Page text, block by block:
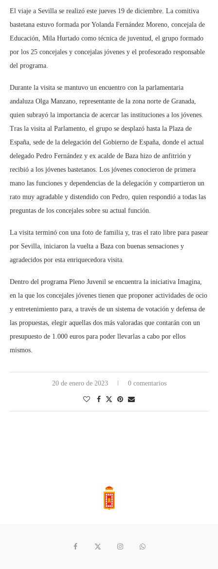
El viaje a Sevilla se realizó este jueves 19 de diciembre. La comitiva
bastetana estuvo formada por Yolanda Fernández Moreno, concejala de
Educación, Mila Hurtado como técnica de juventud, el grupo formado
por los 25 concejales y concejalas jóvenes y el profesorado responsable
del programa.
Durante la visita se mantuvo un encuentro con la parlamentaria
andaluza Olga Manzano, representante de la zona norte de Granada,
quien subrayó la importancia de acercar las instituciones a los jóvenes.
Tras la visita al Parlamento, el grupo se desplazó hasta la Plaza de
España, sede de la delegación del Gobierno de España, donde el actual
delegado Pedro Fernández y ex acalde de Baza hizo de anfitrión y
recibió a los jóvenes bastetanos. Los jóvenes conocieron de primera
mano las funciones y dependencias de la delegación y compartieron un
rato muy agradable y distendido con Pedro, quien respondió a todas las
preguntas de los concejales sobre su actual función.
La visita terminó con una foto de familia y, tras el rato libre para pasear
por Sevilla, iniciaron la vuelta a Baza con buenas sensaciones y
agradecidos por esta enriquecedora visita.
Dentro del programa Pleno Juvenil se encuentra la iniciativa Imagina,
en la que los concejales jóvenes tienen que proponer actividades de ocio
y entretenimiento para, a través de un sistema de votación y defensa de
las propuestas, elegir aquellas dos más valoradas que contarán con un
presupuesto de 1.000 euros para poder llevarlas a cabo por ellos
mismos.
20 de enero de 2023 0 comentarios